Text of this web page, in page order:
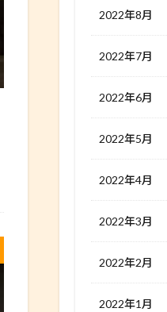
2022年8月
2022年7月
2022年6月
2022年5月
2022年4月
2022年3月
2022年2月
2022年1月